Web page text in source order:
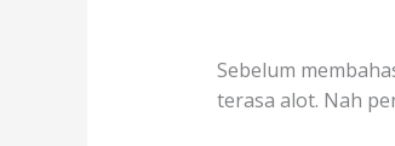
Sebelum
terasa alot. Nah